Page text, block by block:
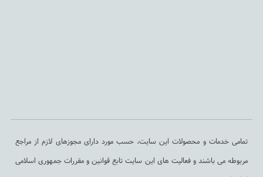
تمامی خدمات و محصولات این سایت، حسب مورد دارای مجوزهای لازم از مراجع
مربوطه می باشند و فعالیت های این سایت تابع قوانین و مقررات جمهوری اسلامی